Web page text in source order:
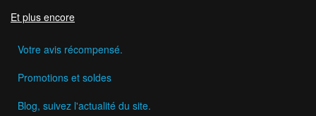
Et plus encore
Votre avis récompensé.
Promotions et soldes
Blog, suivez l'actualité du site.